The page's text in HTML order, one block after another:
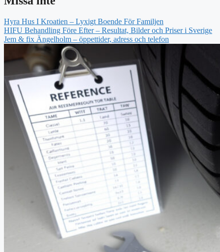
Hyra Hus I Kroatien – Lyxigt Boende För Familjen
HIFU Behandling Före Efter – Resultat, Bilder och Priser i Sverige
Jem & fix Ängelholm – öppettider, adress och telefon